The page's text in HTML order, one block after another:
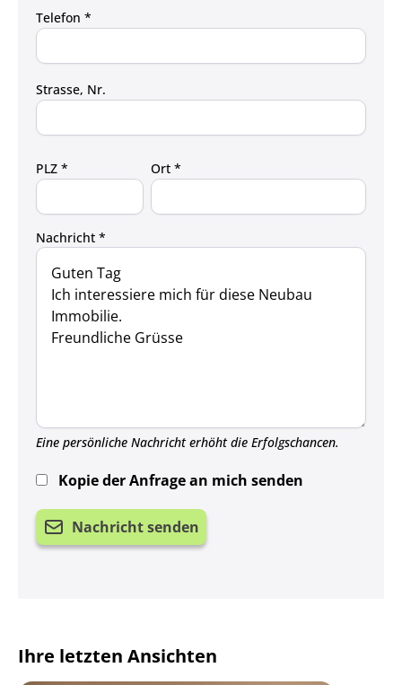
Telefon *
Strasse, Nr.
PLZ * Ort *
Nachricht *
Eine persönliche Nachricht erhöht die Erfolgschancen.
Kopie der Anfrage an mich senden
Nachricht senden
Ihre letzten Ansichten